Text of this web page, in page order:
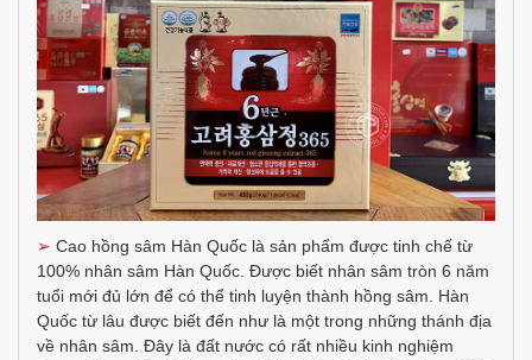
➢ Cao hồng sâm Hàn Quốc là sản phẩm được tinh chế từ
100% nhân sâm Hàn Quốc. Được biết nhân sâm tròn 6 năm
tuổi mới đủ lớn để có thể tinh luyện thành hồng sâm. Hàn
Quốc từ lâu được biết đến như là một trong những thánh địa
về nhân sâm. Đây là đất nước có rất nhiều kinh nghiệm